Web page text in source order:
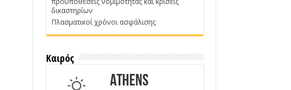
δικαστηρίων
Πλασματικοί χρόνοι ασφάλισης
Καιρός
Athens